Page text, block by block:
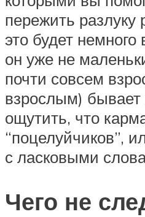
пережить
это будет
он уже не
почти совсем
взрослым) бывает
ощутить, что
“поцелуйчиков”,
с ласковыми
Чего не